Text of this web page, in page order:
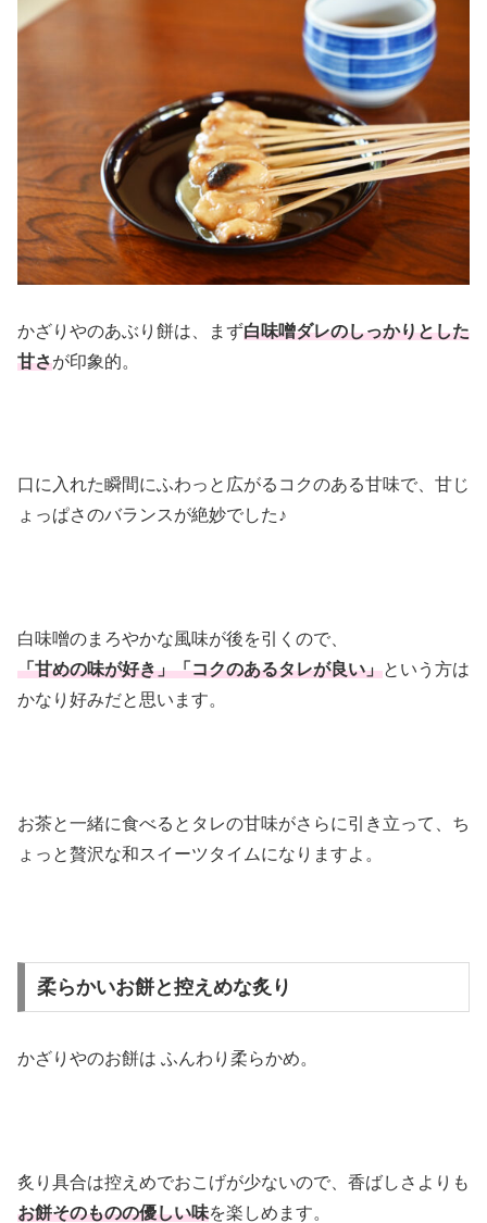
かざりやのあぶり餅は、まず白味噌ダレのしっかりとした
甘さが印象的。
口に入れた瞬間にふわっと広がるコクのある甘味で、甘じ
ょっぱさのバランスが絶妙でした♪
白味噌のまろやかな風味が後を引くので、
「甘めの味が好き」「コクのあるタレが良い」という方は
かなり好みだと思います。
お茶と一緒に食べるとタレの甘味がさらに引き立って、ち
ょっと贅沢な和スイーツタイムになりますよ。
柔らかいお餅と控えめな炙り
かざりやのお餅は ふんわり柔らかめ。
炙り具合は控えめでおこげが少ないので、香ばしさよりも
お餅そのものの優しい味を楽しめます。